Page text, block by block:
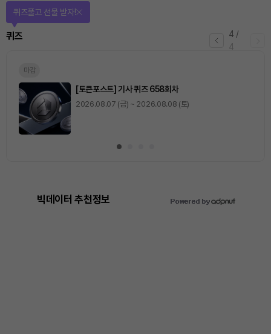
4 /
4
퀴즈
퀴즈풀고 선물 받자!
마감
[토큰포스트] 기사 퀴즈 658회차
2026.08.07 (금) ~ 2026.08.08 (토)
빅데이터 추천정보